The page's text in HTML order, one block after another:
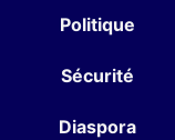
Politique
Sécurité
Diaspora